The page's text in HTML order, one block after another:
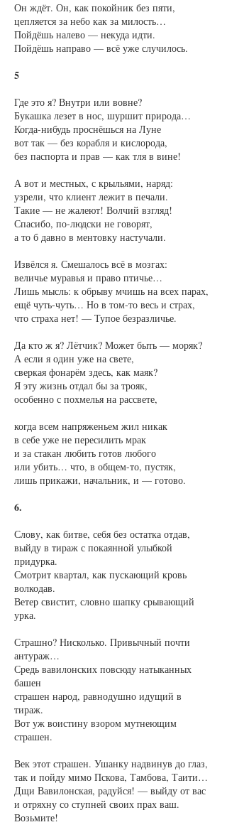
Он ждёт. Он, как покойник без пяти,
цепляется за небо как за милость…
Пойдёшь налево — некуда идти.
Пойдёшь направо — всё уже случилось.
5
Где это я? Внутри или вовне?
Букашка лезет в нос, шуршит природа…
Когда-нибудь проснёшься на Луне
вот так — без корабля и кислорода,
без паспорта и прав — как тля в вине!
А вот и местных, с крыльями, наряд:
узрели, что клиент лежит в печали.
Такие — не жалеют! Волчий взгляд!
Спасибо, по-людски не говорят,
а то б давно в ментовку настучали.
Извёлся я. Смешалось всё в мозгах:
величье муравья и право птичье…
Лишь мысль: к обрыву мчишь на всех парах,
ещё чуть-чуть… Но в том-то весь и страх,
что страха нет! — Тупое безразличье.
Да кто ж я? Лётчик? Может быть — моряк?
А если я один уже на свете,
сверкая фонарём здесь, как маяк?
Я эту жизнь отдал бы за трояк,
особенно с похмелья на рассвете,
когда всем напряженьем жил никак
в себе уже не пересилить мрак
и за стакан любить готов любого
или убить… что, в общем-то, пустяк,
лишь прикажи, начальник, и — готово.
6.
Слову, как битве, себя без остатка отдав,
выйду в тираж с покаянной улыбкой
придурка.
Смотрит квартал, как пускающий кровь
волкодав.
Ветер свистит, словно шапку срывающий
урка.
Страшно? Нисколько. Привычный почти
антураж…
Средь вавилонских повсюду натыканных
башен
страшен народ, равнодушно идущий в
тираж.
Вот уж воистину взором мутнеющим
страшен.
Век этот страшен. Ушанку надвинув до глаз,
так и пойду мимо Пскова, Тамбова, Таити…
Дщи Вавилонская, радуйся! — выйду от вас
и отряхну со ступней своих прах ваш.
Возьмите!